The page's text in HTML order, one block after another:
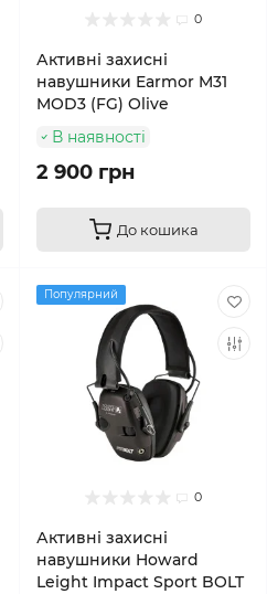
0
Активні захисні
навушники Earmor M31
MOD3 (FG) Olive
В наявності
2 900 грн
До кошика
Популярний
0
Активні захисні
навушники Howard
Leight Impact Sport BOLT